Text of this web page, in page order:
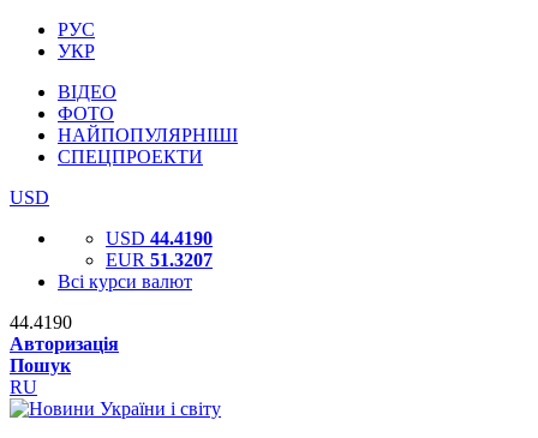
РУС
УКР
ВІДЕО
ФОТО
НАЙПОПУЛЯРНІШІ
СПЕЦПРОЕКТИ
USD
USD 44.4190
EUR 51.3207
Всі курси валют
44.4190
Авторизація
Пошук
RU